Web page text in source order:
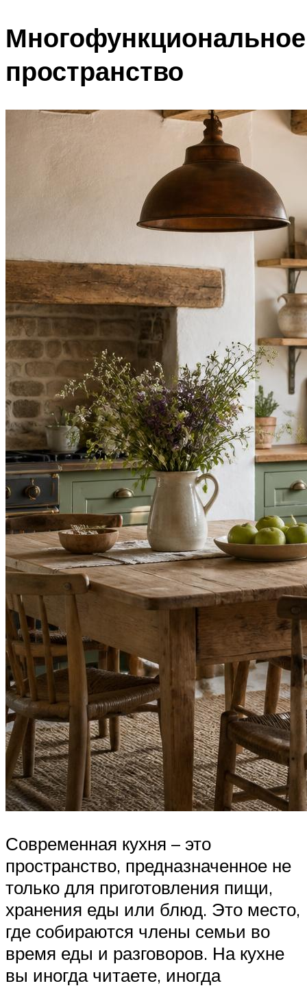
Многофункциональное
пространство
Современная кухня – это
пространство, предназначенное не
только для приготовления пищи,
хранения еды или блюд. Это место,
где собираются члены семьи во
время еды и разговоров. На кухне
вы иногда читаете, иногда